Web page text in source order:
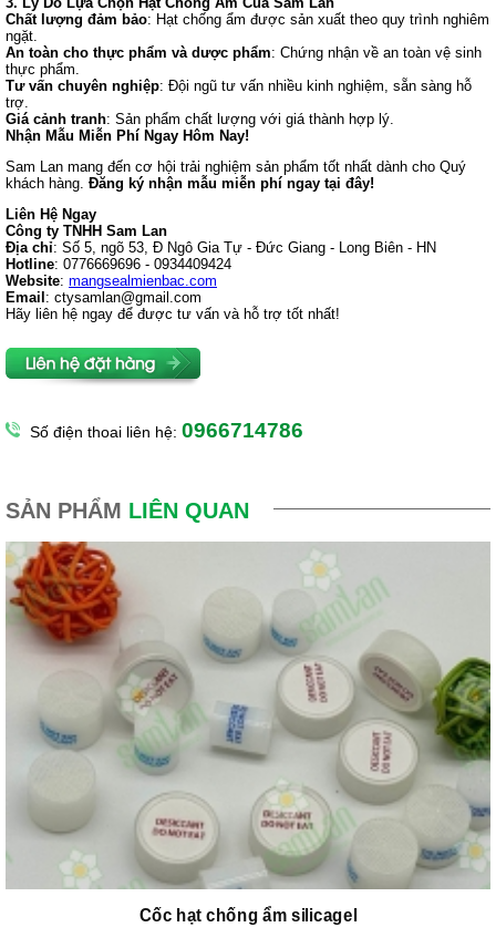
Chất lượng đảm bảo: Hạt chống ẩm được sản xuất theo quy trình nghiêm
ngặt.
An toàn cho thực phẩm và dược phẩm: Chứng nhận về an toàn vệ sinh
thực phẩm.
Tư vấn chuyên nghiệp: Đội ngũ tư vấn nhiều kinh nghiệm, sẵn sàng hỗ
trợ.
Giá cảnh tranh: Sản phẩm chất lượng với giá thành hợp lý.
Nhận Mẫu Miễn Phí Ngay Hôm Nay!
Sam Lan mang đến cơ hội trải nghiệm sản phẩm tốt nhất dành cho Quý
khách hàng. Đăng ký nhận mẫu miễn phí ngay tại đây!
Liên Hệ Ngay
Công ty TNHH Sam Lan
Địa chỉ: Số 5, ngõ 53, Đ Ngô Gia Tự - Đức Giang - Long Biên - HN
Hotline: 0776669696 - 0934409424
Website: mangsealmienbac.com
Email : ctysamlan@gmail.com
Hãy liên hệ ngay để được tư vấn và hỗ trợ tốt nhất!
Số điện thoai liên hệ: 0966714786
SẢN PHẨM LIÊN QUAN
Cốc hạt chống ẩm silicagel